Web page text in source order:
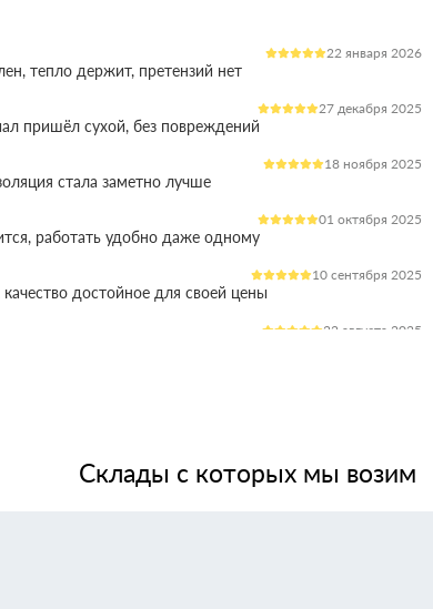
22 января 2026
тепло держит, претензий нет
27 декабря 2025
пришёл сухой, без повреждений
18 ноября 2025
стала заметно лучше
01 октября 2025
работать удобно даже одному
10 сентября 2025
достойное для своей цены
22 августа 2025
расходы на отопление стали ниже
Склады с которых мы возим